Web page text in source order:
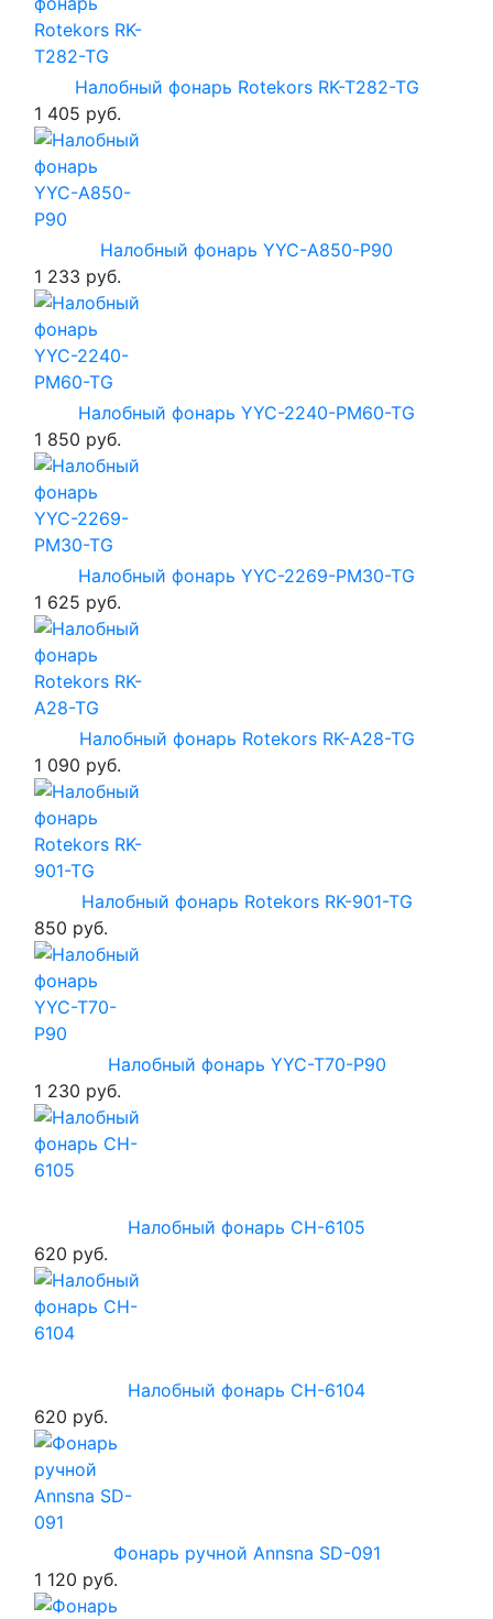
Налобный фонарь Rotekors RK-T282-TG
1 405 руб.
Налобный фонарь YYC-A850-P90
1 233 руб.
Налобный фонарь YYC-2240-PM60-TG
1 850 руб.
Налобный фонарь YYC-2269-PM30-TG
1 625 руб.
Налобный фонарь Rotekors RK-A28-TG
1 090 руб.
Налобный фонарь Rotekors RK-901-TG
850 руб.
Налобный фонарь YYC-T70-P90
1 230 руб.
Налобный фонарь CH-6105
620 руб.
Налобный фонарь CH-6104
620 руб.
Фонарь ручной Annsna SD-091
1 120 руб.